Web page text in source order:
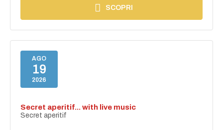
SCOPRI
AGO
19
2026
Secret aperitif... with live music
Secret aperitif